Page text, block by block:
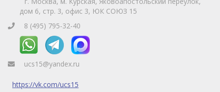
дом 6, стр. 3, офис 3, ЮК СОЮЗ 15
8 (495) 795-32-40
ucs15@yandex.ru
https://vk.com/ucs15